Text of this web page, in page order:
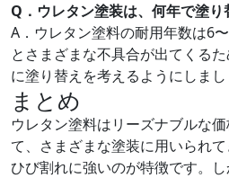
Q．ウレタン塗装は、何年で塗り
A．ウレタン塗料の耐用年数は6
とさまざまな不具合が出てくる
に塗り替えを考えるようにしまし
まとめ
ウレタン塗料はリーズナブルな
て、さまざまな塗装に用いられて
ひび割れに強いのが特徴です。